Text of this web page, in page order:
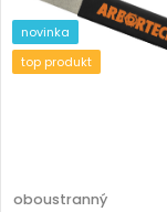
oboustranný
novinka
top produkt